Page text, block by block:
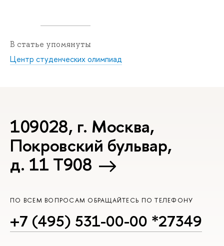
В статье упомянуты
Центр студенческих олимпиад
109028, г. Москва,
Покровский бульвар,
д. 11 T908
ПО ВСЕМ ВОПРОСАМ ОБРАЩАЙТЕСЬ ПО ТЕЛЕФОНУ
+7 (495) 531-00-00 *27349